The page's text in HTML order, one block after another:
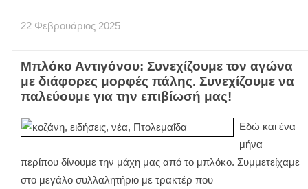
22 Φεβρουάριος 2025
Μπλόκο Αντιγόνου: Συνεχίζουμε τον αγώνα
με διάφορες μορφές πάλης. Συνεχίζουμε να
παλεύουμε για την επιβίωσή μας!
Εδώ και ένα
μήνα
περίπου δίνουμε την μάχη μας από το μπλόκο. Συμμετείχαμε
στο μεγάλο συλλαλητήριο με τρακτέρ που